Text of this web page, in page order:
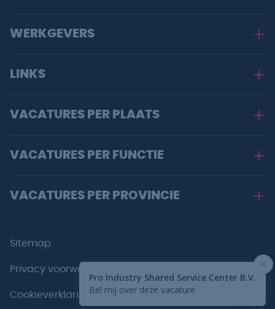
WERKGEVERS
LINKS
VACATURES PER PLAATS
VACATURES PER FUNCTIE
VACATURES PER PROVINCIE
Sitemap
Privacy voorwaarden
Cookieverklaring